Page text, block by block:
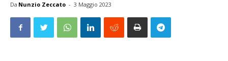
Da Nunzio Zeccato - 3 Maggio 2023